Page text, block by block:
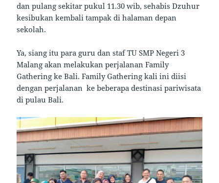
dan pulang sekitar pukul 11.30 wib, sehabis Dzuhur
kesibukan kembali tampak di halaman depan
sekolah.
Ya, siang itu para guru dan staf TU SMP Negeri 3
Malang akan melakukan perjalanan Family
Gathering ke Bali. Family Gathering kali ini diisi
dengan perjalanan ke beberapa destinasi pariwisata
di pulau Bali.